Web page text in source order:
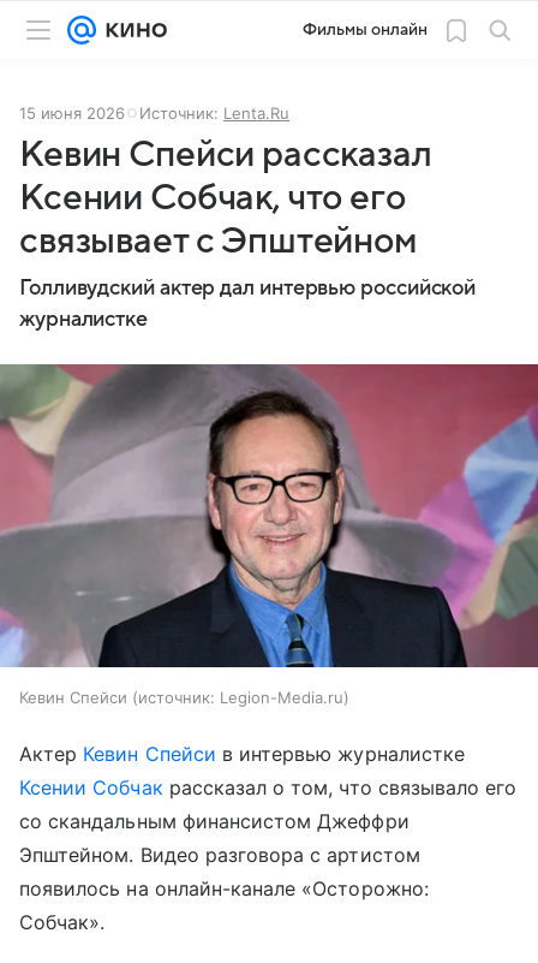
Фильмы онлайн
15 июня 2026 Источник: Lenta.Ru
Кевин Спейси рассказал
Ксении Собчак, что его
связывает с Эпштейном
Голливудский актер дал интервью российской
журналистке
Кевин Спейси источник: Legion-Media.ru
Актер Кевин Спейси в интервью журналистке
Ксении Собчак рассказал о том, что связывало его
со скандальным финансистом Джеффри
Эпштейном. Видео разговора с артистом
появилось на онлайн-канале «Осторожно:
Собчак».